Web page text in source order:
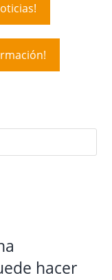
hacer